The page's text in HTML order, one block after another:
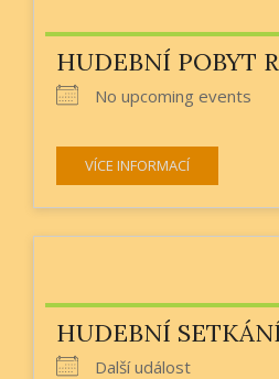
HUDEBNÍ POBYT
No upcoming events
VÍCE INFORMACÍ
HUDEBNÍ
Další událost